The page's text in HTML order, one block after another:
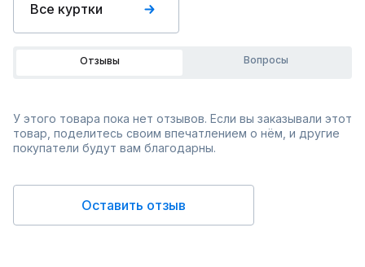
Все куртки
Отзывы Вопросы
У этого товара пока нет отзывов. Если вы заказывали этот
товар, поделитесь своим впечатлением о нём, и другие
покупатели будут вам благодарны.
Оставить отзыв